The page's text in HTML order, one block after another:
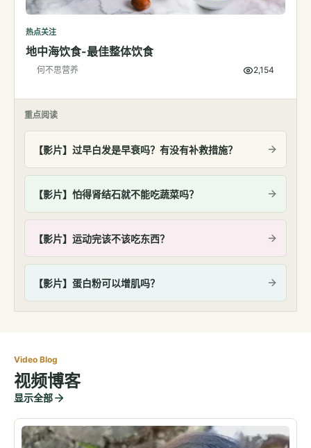
热点关注
地中海饮食-最佳整体饮食
何不思营养 2,154
重点阅读
【影片】过早白发是早衰吗？有没有补救措施？
【影片】怕得肾结石就不能吃蔬菜吗？
【影片】运动完该不该吃东西？
【影片】蛋白粉可以增肌吗？
Video Blog
视频博客
显示全部